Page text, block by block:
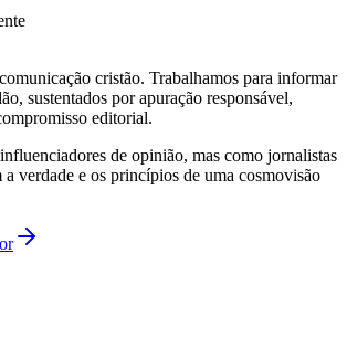
cristão. Trabalhamos para informar
sustentados por apuração responsável,
editorial.
de opinião, mas como jornalistas
verdade e os princípios de uma cosmovisão